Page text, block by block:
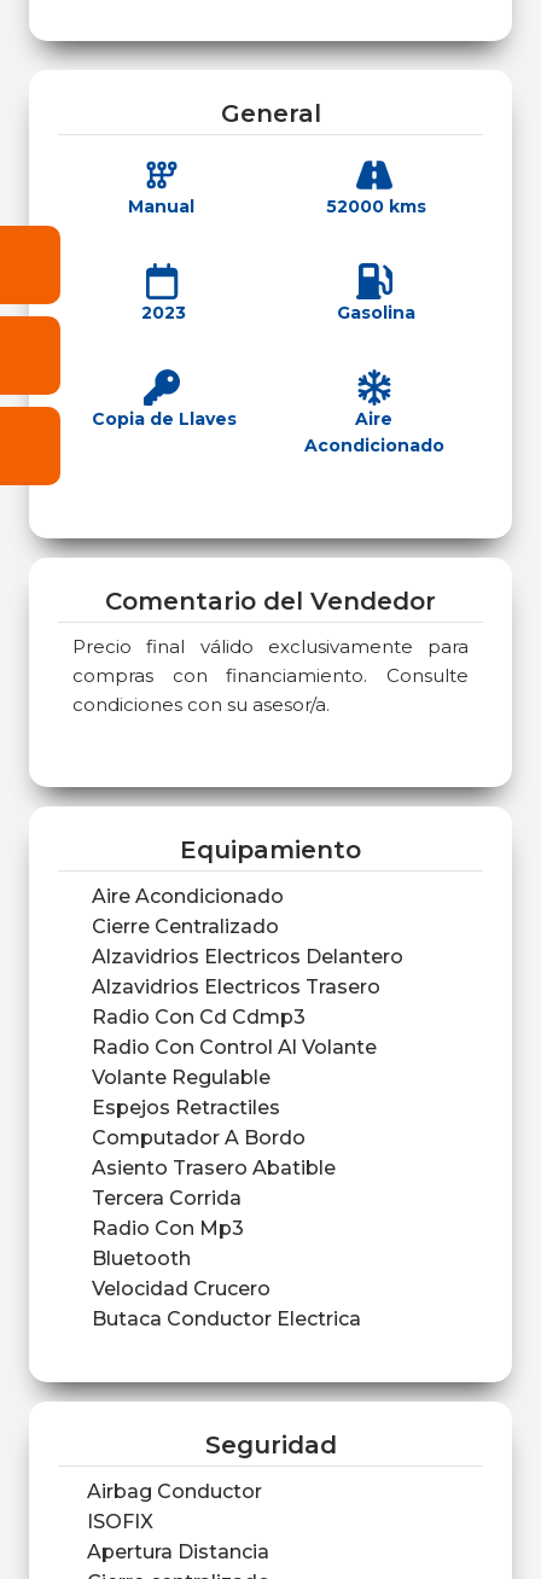
General
Manual 52000 kms
2023 Gasolina
Copia de Llaves
Aire
Acondicionado
Comentario del Vendedor
Precio final válido exclusivamente para
compras con financiamiento. Consulte
condiciones con su asesor/a.
Equipamiento
Aire Acondicionado
Cierre Centralizado
Alzavidrios Electricos Delantero
Alzavidrios Electricos Trasero
Radio Con Cd Cdmp3
Radio Con Control Al Volante
Volante Regulable
Espejos Retractiles
Computador A Bordo
Asiento Trasero Abatible
Tercera Corrida
Radio Con Mp3
Bluetooth
Velocidad Crucero
Butaca Conductor Electrica
Seguridad
Airbag Conductor
ISOFIX
Apertura Distancia